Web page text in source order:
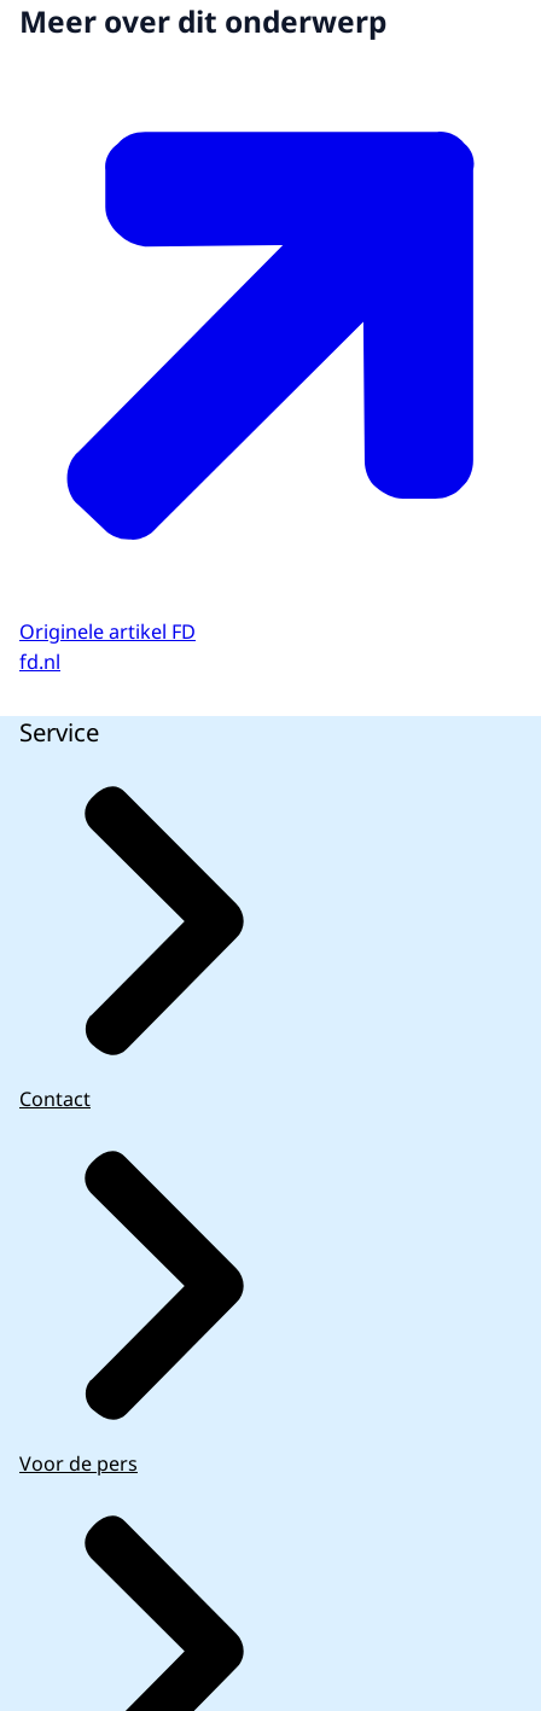
Meer over dit onderwerp
Originele artikel FD
fd.nl
Service
Contact
Voor de pers